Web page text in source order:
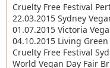
Cruelty Free Festival
22.03.2015 Sydney
01.07.2015 Victoria
04.10.2015 Living
Cruelty Free Festival
World Vegan Day Fair